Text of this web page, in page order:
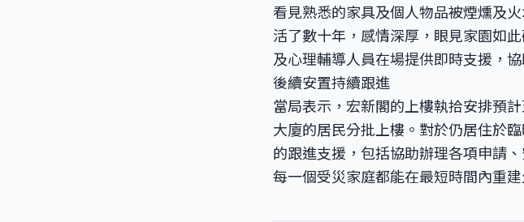
看見熟悉的家具及個人物品被煙燻及
活了數十年，感情深厚，眼見家園如
及心理輔導人員在場提供即時支援，
後續安置持續跟進
當局表示，宏新閣的上樓執拾安排預
大廈的居民分批上樓。對於仍居住於
的跟進支援，包括協助辦理各項申請
每一個受災家庭都能在最短時間內重